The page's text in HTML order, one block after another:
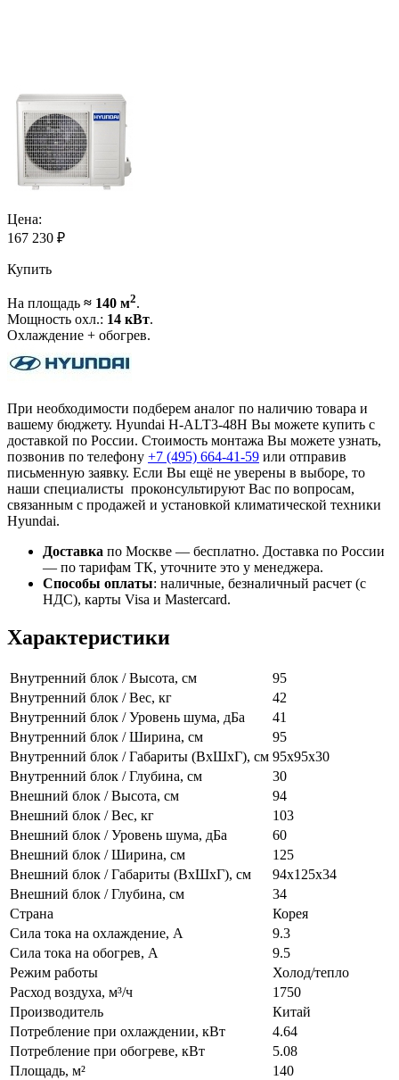
Цена:
167 230 ₽
Купить
На площадь ≈ 140 м2.
Мощность охл.: 14 кВт.
Охлаждение + обогрев.
При необходимости подберем аналог по наличию товара и
вашему бюджету. Hyundai H-ALT3-48H Вы можете купить с
доставкой по России. Стоимость монтажа Вы можете узнать,
позвонив по телефону +7 (495) 664-41-59 или отправив
письменную заявку. Если Вы ещё не уверены в выборе, то
наши специалисты проконсультируют Вас по вопросам,
связанным с продажей и установкой климатической техники
Hyundai.
Доставка по Москве — бесплатно. Доставка по России
— по тарифам ТК, уточните это у менеджера.
Способы оплаты: наличные, безналичный расчет (с
НДС), карты Visa и Mastercard.
Характеристики
Внутренний блок / Высота, см
95
Внутренний блок / Вес, кг
42
Внутренний блок / Уровень шума, дБа
41
Внутренний блок / Ширина, см
95
Внутренний блок / Габариты (ВхШхГ), см 95х95х30
Внутренний блок / Глубина, см
30
Внешний блок / Высота, см
94
Внешний блок / Вес, кг
103
Внешний блок / Уровень шума, дБа
60
Внешний блок / Ширина, см
125
Внешний блок / Габариты (ВхШхГ), см
94x125x34
Внешний блок / Глубина, см
34
Страна
Корея
Сила тока на охлаждение, А
9.3
Сила тока на обогрев, А
9.5
Режим работы
Холод/тепло
Расход воздуха, м³/ч
1750
Производитель
Китай
Потребление при охлаждении, кВт
4.64
Потребление при обогреве, кВт
5.08
Площадь, м²
140